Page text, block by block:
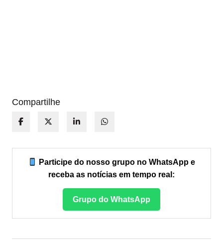
Compartilhe
Participe do nosso grupo no WhatsApp e
receba as notícias em tempo real:
Grupo do WhatsApp